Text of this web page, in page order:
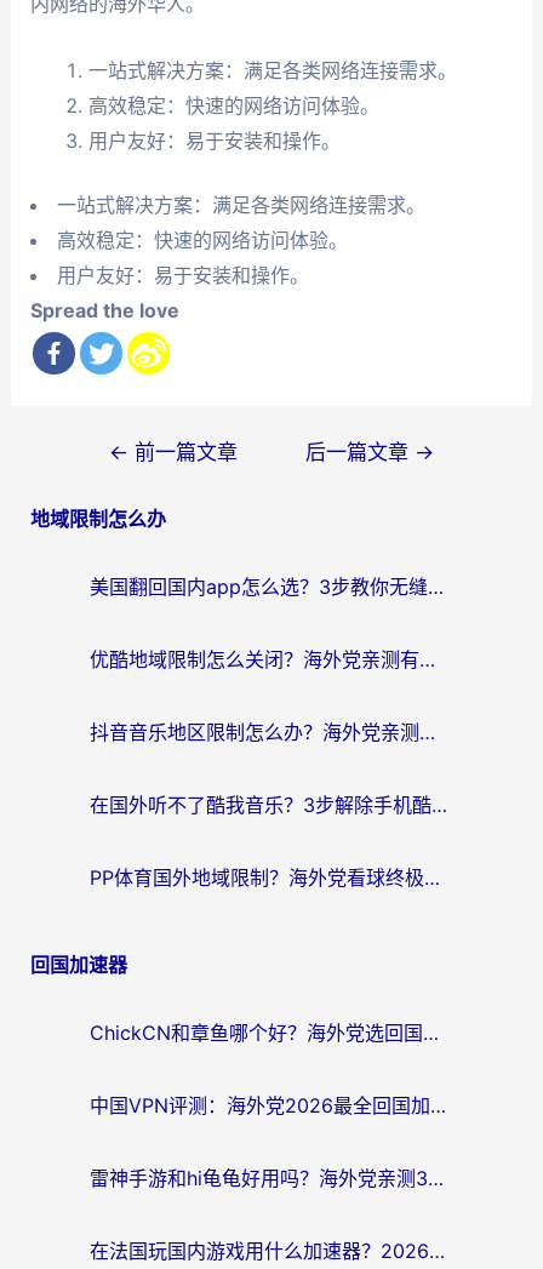
一站式解决方案：满足各类网络连接需求。
高效稳定：快速的网络访问体验。
用户友好：易于安装和操作。
一站式解决方案：满足各类网络连接需求。
高效稳定：快速的网络访问体验。
用户友好：易于安装和操作。
Spread the love
导
← 前一篇文章 后一篇文章 →
地域限制怎么办
美国翻回国内app怎么选？3步教你无缝刷剧、登12123、访问国内网站
优酷地域限制怎么关闭？海外党亲测有效的追剧加速器选择指南
抖音音乐地区限制怎么办？海外党亲测有效的听歌自由指南
在国外听不了酷我音乐？3步解除手机酷我音乐海外限制，附实测好用加速器
PP体育国外地域限制？海外党看球终极方案：从欧洲杯到奥运会，中文解说不卡顿！
回国加速器
ChickCN和章鱼哪个好？海外党选回国加速器的3个关键维度 + 实用避坑指南
中国VPN评测：海外党2026最全回国加速器选择指南，告别地区限制不踩坑
雷神手游和hi龟龟好用吗？海外党亲测3款回国加速器，教你选对国外到国内加速器
在法国玩国内游戏用什么加速器？2026实测解决延迟卡顿的实用指南